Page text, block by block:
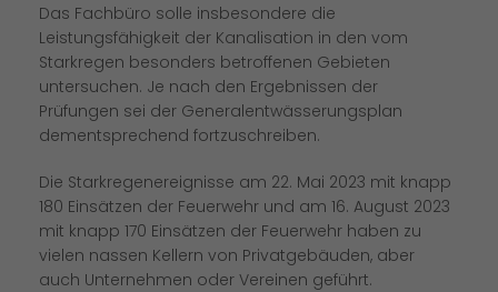
Das Fachbüro solle insbesondere die
Leistungsfähigkeit der Kanalisation in den vom
Starkregen besonders betroffenen Gebieten
untersuchen. Je nach den Ergebnissen der
Prüfungen sei der Generalentwässerungsplan
dementsprechend fortzuschreiben.
Die Starkregenereignisse am 22. Mai 2023 mit knapp
180 Einsätzen der Feuerwehr und am 16. August 2023
mit knapp 170 Einsätzen der Feuerwehr haben zu
vielen nassen Kellern von Privatgebäuden, aber
auch Unternehmen oder Vereinen geführt.